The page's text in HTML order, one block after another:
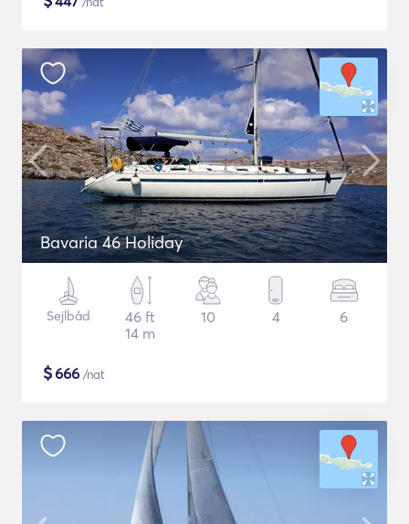
Bavaria 46 Holiday
Sejlbåd
46 ft
14 m
10 4 6
$666 /nat